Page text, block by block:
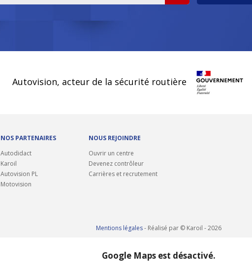
Autovision, acteur de la sécurité routière
NOS PARTENAIRES
Autodidact
Karoil
Autovision PL
Motovision
NOUS REJOINDRE
Ouvrir un centre
Devenez contrôleur
Carrières et recrutement
Mentions légales- Réalisé par © Karoil - 2026
Google Maps est désactivé.